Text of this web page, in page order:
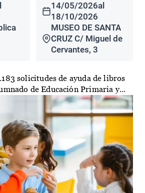
14/05/2026al
18/10/2026
MUSEO DE SANTA
CRUZ C/ Miguel de
Cervantes, 3
solicitudes de ayuda de libros
de Educación Primaria y...